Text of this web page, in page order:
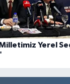
Yerel